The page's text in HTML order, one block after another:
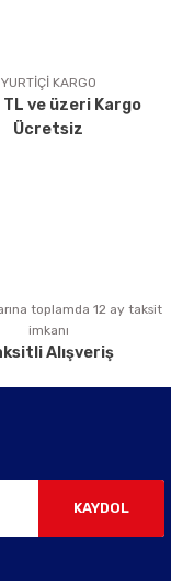
YURTİÇİ KARGO
ve üzeri Kargo
Ücretsiz
toplamda 12 ay taksit
imkanı
Alışveriş
KAYDOL